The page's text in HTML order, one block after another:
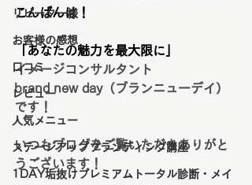
リピーター様
お客様の感想
口コミ
レビュー
人気メニュー
ステージアップブランディング講座
1DAY垢抜けプレミアムトータル診断・メイ
こんばんは！
「あなたの魅力を最大限に」
イメージコンサルタント
brand new day（ブランニューデイ）
です！
いつもブログをご覧いただきありがと
うございます！